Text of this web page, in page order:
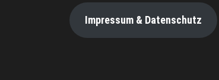
Impressum & Datenschutz